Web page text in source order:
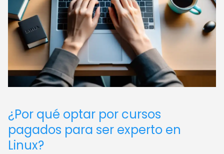
¿Por qué optar por cursos
pagados para ser experto en
Linux?